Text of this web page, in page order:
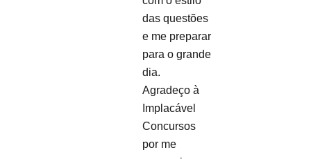
das questões
e me preparar
para o grande
dia.
Agradeço à
Implacável
Concursos
por me